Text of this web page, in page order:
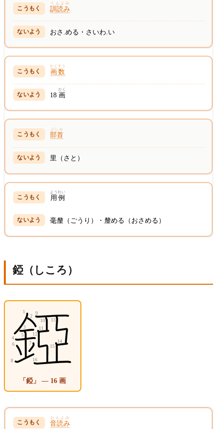
訓読み
くんよみ
おさ.める・さいわ.い
画数
かくすう
18 画
かく
部首
ぶしゅ
里（さと）
用例
ようれい
毫釐（ごうり）・釐める（おさめる）
錏（しころ）
「錏」 — 16 画
音読み
おんよみ